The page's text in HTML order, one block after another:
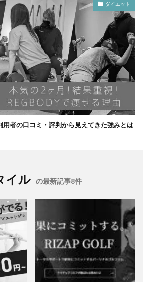
ダイエット
用者の口コミ・評判から見えてきた強みとは
イル の最新記事8件